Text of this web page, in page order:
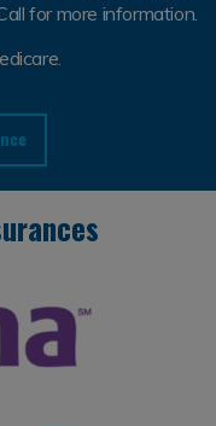
for more information.